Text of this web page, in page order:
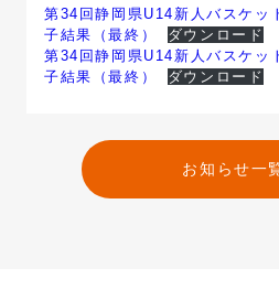
第34回静岡県U14新人バスケッ
子結果（最終）
ダウンロード
第34回静岡県U14新人バスケッ
子結果（最終）
ダウンロード
お知らせ一